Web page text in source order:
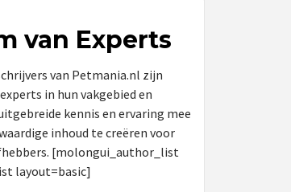
van Experts
van Petmania.nl zijn
in hun vakgebied en
kennis en ervaring mee
inhoud te creëren voor
[molongui_author_list
layout=basic]